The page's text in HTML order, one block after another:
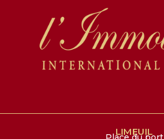
LIMEUIL